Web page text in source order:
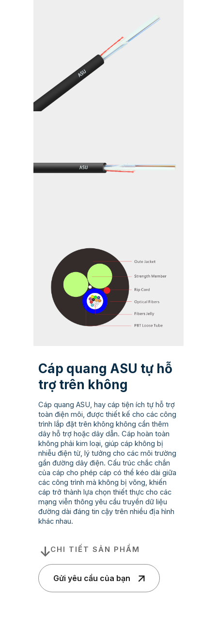
Cáp quang ASU tự hỗ
trợ trên không
Cáp quang ASU, hay cáp tiện ích tự hỗ trợ
toàn điện môi, được thiết kế cho các công
trình lắp đặt trên không không cần thêm
dây hỗ trợ hoặc dây dẫn. Cáp hoàn toàn
không phải kim loại, giúp cáp không bị
nhiễu điện từ, lý tưởng cho các môi trường
gần đường dây điện. Cấu trúc chắc chắn
của cáp cho phép cáp có thể kéo dài giữa
các công trình mà không bị võng, khiến
cáp trở thành lựa chọn thiết thực cho các
mạng viễn thông yêu cầu truyền dữ liệu
đường dài đáng tin cậy trên nhiều địa hình
khác nhau.
CHI TIẾT SẢN PHẨM
Gửi yêu cầu của bạn